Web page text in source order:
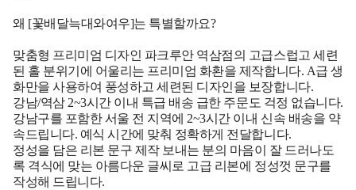
왜 [꽃배달늑대와여우]는 특별할까요?
맞춤형 프리미엄 디자인 파크루안 역삼점의 고급스럽고 세련
된 홀 분위기에 어울리는 프리미엄 화환을 제작합니다. A급 생
화만을 사용하여 풍성하고 세련된 디자인을 보장합니다.
강남/역삼 2~3시간 이내 특급 배송 급한 주문도 걱정 없습니다.
강남구를 포함한 서울 전 지역에 2~3시간 이내 신속 배송을 약
속드립니다. 예식 시간에 맞춰 정확하게 전달합니다.
정성을 담은 리본 문구 제작 보내는 분의 마음이 잘 드러나도
록 격식에 맞는 아름다운 글씨로 고급 리본에 정성껏 문구를
작성해 드립니다.